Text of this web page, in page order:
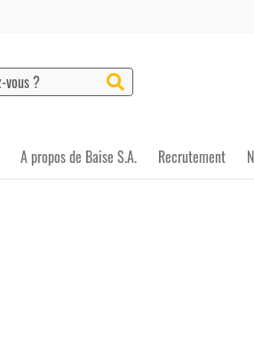
Chercher
A propos de Baise S.A. Recrutement